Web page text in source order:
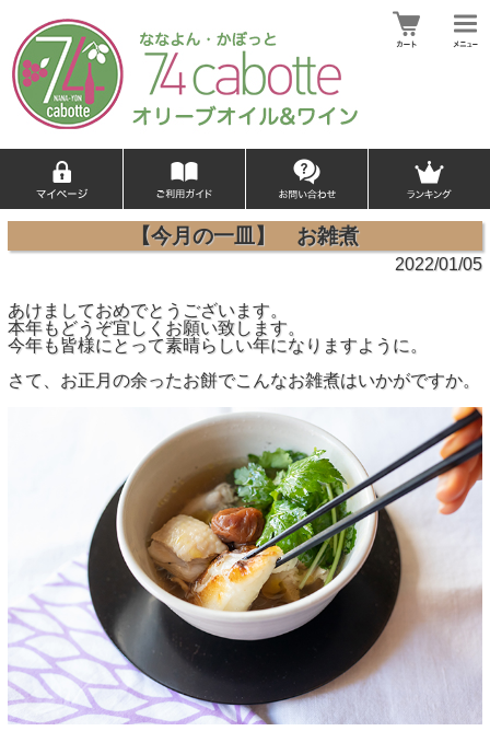
【今月の一皿】 お雑煮
2022/01/05
あけましておめでとうございます。
本年もどうぞ宜しくお願い致します。
今年も皆様にとって素晴らしい年になりますように。
さて、お正月の余ったお餅でこんなお雑煮はいかがですか。